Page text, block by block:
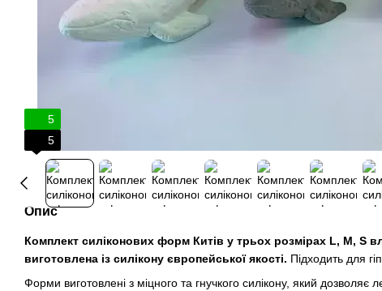
5
5
Опис
Комплект силіконових форм Китів у трьох розмірах L, М, S
виготовлена із силікону європейської якості. Підходить для
Форми виготовлені з міцного та гнучкого силікону, який дозволяє